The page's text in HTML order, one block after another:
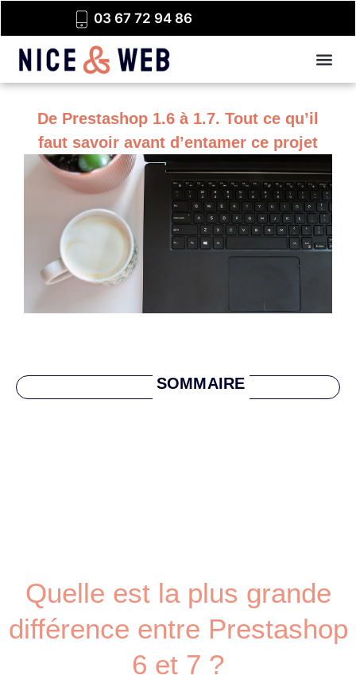
03 67 72 94 86
De Prestashop 1.6 à 1.7. Tout ce qu’il
faut savoir avant d’entamer ce projet
SOMMAIRE
Quelle est la plus grande
différence entre Prestashop
6 et 7 ?